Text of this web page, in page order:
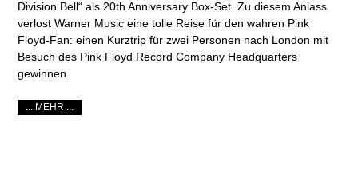
Division Bell“ als 20th Anniversary Box-Set. Zu diesem Anlass
verlost Warner Music eine tolle Reise für den wahren Pink
Floyd-Fan: einen Kurztrip für zwei Personen nach London mit
Besuch des Pink Floyd Record Company Headquarters
gewinnen.
... MEHR ...